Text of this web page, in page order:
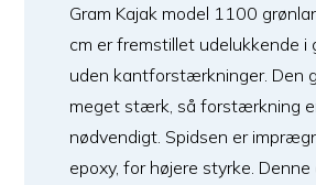
Gram Kajak model 1100
cm er fremstillet udelukkende i
uden kantforstærkninger. Den
meget stærk, så forstærkning
nødvendigt. Spidsen er
epoxy, for højere styrke.